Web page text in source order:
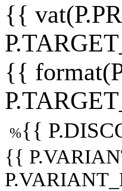
{{
{{
%{{
{{